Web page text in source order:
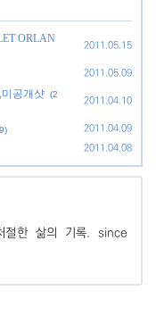
ORLAN
2011.05.15
2011.05.09
공개샷 (2
2011.04.10
2011.04.09
2011.04.08
절한 삶의 기록. since